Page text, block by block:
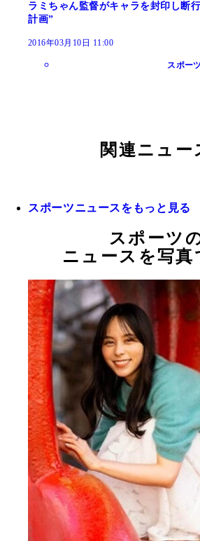
ラミちゃん監督がキャラを封印し断
計画”
2016年03月10日 11:00
スポー
関連ニュー
スポーツニュースをもっと見る
スポーツ
ニュースを写真